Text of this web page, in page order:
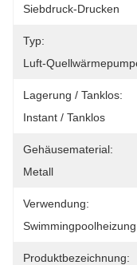
Siebdruck-Drucken
Typ:
Luft-
Lagerung / Tanklos:
Instant / Tanklos
Gehäusematerial:
Metall
Verwendung:
Swimmingpoolheizung
Produktbezeichnung: